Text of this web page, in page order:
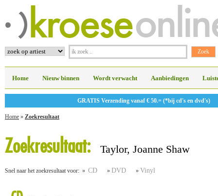
Home Nieuw binnen Wordt verwacht Aanbiedingen
GRATIS Verzending vanaf € 50.= (*bij cd's en dvd's)
Home » Zoekresultaat
Zoekresultaat: Taylor, Joanne Shaw
Snel naar het zoekresultaat voor: » CD » DVD » Vinyl